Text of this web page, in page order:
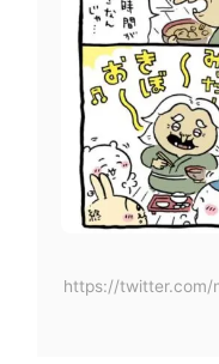
https://twitter.com/